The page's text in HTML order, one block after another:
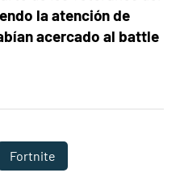
la atención de
acercado al battle
Fortnite